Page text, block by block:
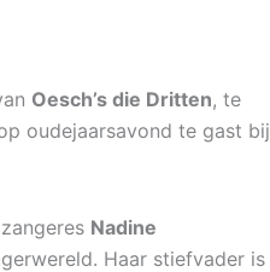
Oesch’s die Dritten, te
oudejaarsavond te gast bij
Nadine
Haar stiefvader is